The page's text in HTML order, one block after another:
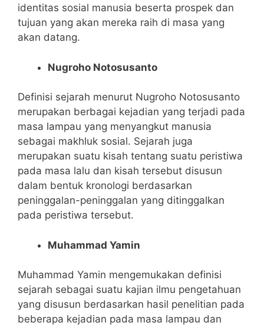
identitas sosial manusia beserta prospek dan
tujuan yang akan mereka raih di masa yang
akan datang.
Nugroho Notosusanto
Definisi sejarah menurut Nugroho Notosusanto
merupakan berbagai kejadian yang terjadi pada
masa lampau yang menyangkut manusia
sebagai makhluk sosial. Sejarah juga
merupakan suatu kisah tentang suatu peristiwa
pada masa lalu dan kisah tersebut disusun
dalam bentuk kronologi berdasarkan
peninggalan-peninggalan yang ditinggalkan
pada peristiwa tersebut.
Muhammad Yamin
Muhammad Yamin mengemukakan definisi
sejarah sebagai suatu kajian ilmu pengetahuan
yang disusun berdasarkan hasil penelitian pada
beberapa kejadian pada masa lampau dan